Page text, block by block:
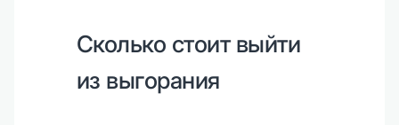
Сколько стоит выйти
из выгорания